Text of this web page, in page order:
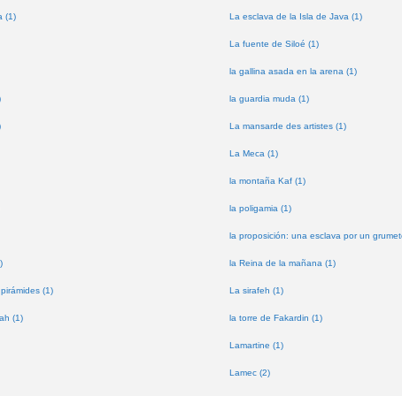
(1)
(1)
(1)
La esclava de la Isla de Java (1)
La fuente de Siloé (1)
la gallina asada en la arena (1)
la guardia muda (1)
La mansarde des artistes (1)
La Meca (1)
la montaña Kaf (1)
la poligamia (1)
la proposición: una esclava por un
la Reina de la mañana (1)
La sirafeh (1)
la torre de Fakardin (1)
Lamartine (1)
Lamec (2)